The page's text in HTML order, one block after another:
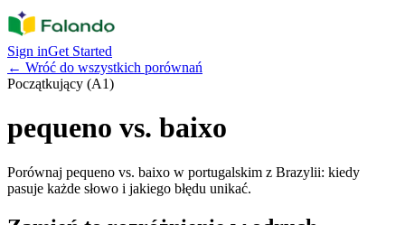
Sign inGet Started
← Wróć do wszystkich porównań
Początkujący (A1)
pequeno vs. baixo
Porównaj pequeno vs. baixo w portugalskim z Brazylii: kiedy
pasuje każde słowo i jakiego błędu unikać.